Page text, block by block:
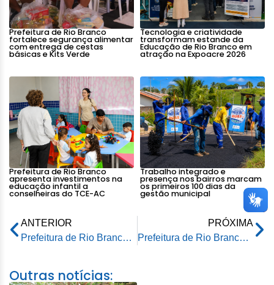
Prefeitura de Rio Branco
fortalece segurança alimentar
com entrega de cestas
básicas e Kits Verde
Tecnologia e criatividade
transformam estande da
Educação de Rio Branco em
atração na Expoacre 2026
Prefeitura de Rio Branco
apresenta investimentos na
educação infantil a
conselheiras do TCE-AC
Trabalho integrado e
presença nos bairros marcam
os primeiros 100 dias da
gestão municipal
ANTERIOR
Prefeitura de Rio Branco promove Ação de Saúde Itinerante na Comunidade Barro Vermelho no próximo sábado
PRÓXIMA
Prefeitura de Rio Branco busca solução para destinação de resíduos sólidos nos municípios do interior
Outras notícias: